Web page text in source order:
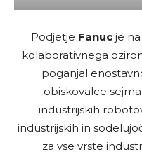
Podjetje Fanuc je
kolaborativnega
poganjal
obiskovalce
industrijskih
industrijskih in
za vse vrste